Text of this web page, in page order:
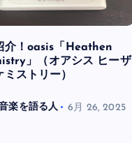
介！oasis「Heathen
」（オアシス ヒーザ
ミストリー）
楽を語る人 6月 26, 2025